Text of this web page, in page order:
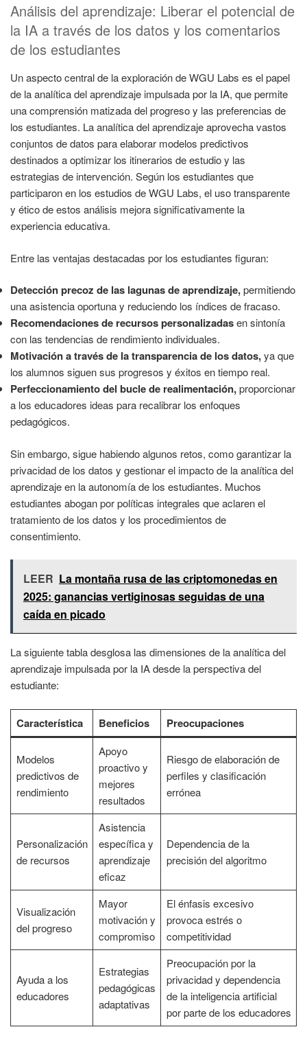
Análisis del aprendizaje: Liberar el potencial de
la IA a través de los datos y los comentarios
de los estudiantes
Un aspecto central de la exploración de WGU Labs es el papel
de la analítica del aprendizaje impulsada por la IA, que permite
una comprensión matizada del progreso y las preferencias de
los estudiantes. La analítica del aprendizaje aprovecha vastos
conjuntos de datos para elaborar modelos predictivos
destinados a optimizar los itinerarios de estudio y las
estrategias de intervención. Según los estudiantes que
participaron en los estudios de WGU Labs, el uso transparente
y ético de estos análisis mejora significativamente la
experiencia educativa.
Entre las ventajas destacadas por los estudiantes figuran:
Detección precoz de las lagunas de aprendizaje,permitiendo
una asistencia oportuna y reduciendo los índices de fracaso.
Recomendaciones de recursos personalizadasen sintonía
con las tendencias de rendimiento individuales.
Motivación a través de la transparencia de los datos,ya que
los alumnos siguen sus progresos y éxitos en tiempo real.
Perfeccionamiento del bucle de realimentación,proporcionar
a los educadores ideas para recalibrar los enfoques
pedagógicos.
Sin embargo, sigue habiendo algunos retos, como garantizar la
privacidad de los datos y gestionar el impacto de la analítica del
aprendizaje en la autonomía de los estudiantes. Muchos
estudiantes abogan por políticas integrales que aclaren el
tratamiento de los datos y los procedimientos de
consentimiento.
LEER La montaña rusa de las criptomonedas en
2025: ganancias vertiginosas seguidas de una
caída en picado
La siguiente tabla desglosa las dimensiones de la analítica del
aprendizaje impulsada por la IA desde la perspectiva del
estudiante:
Característica Beneficios Preocupaciones
Modelos
predictivos de
rendimiento
Apoyo
proactivo y
mejores
resultados
Riesgo de elaboración de
perfiles y clasificación
errónea
Personalización
de recursos
Asistencia
específica y
aprendizaje
eficaz
Dependencia de la
precisión del algoritmo
Visualización
del progreso
Mayor
motivación y
compromiso
El énfasis excesivo
provoca estrés o
competitividad
Ayuda a los
educadores
Estrategias
pedagógicas
adaptativas
Preocupación por la
privacidad y dependencia
de la inteligencia artificial
por parte de los educadores